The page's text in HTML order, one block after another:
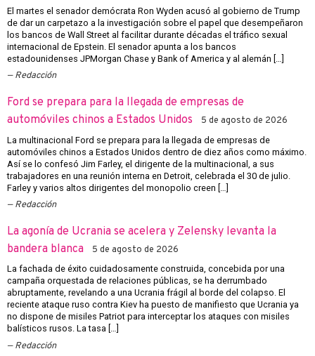
El martes el senador demócrata Ron Wyden acusó al gobierno de Trump
de dar un carpetazo a la investigación sobre el papel que desempeñaron
los bancos de Wall Street al facilitar durante décadas el tráfico sexual
internacional de Epstein. El senador apunta a los bancos
estadounidenses JPMorgan Chase y Bank of America y al alemán […]
Redacción
Ford se prepara para la llegada de empresas de
automóviles chinos a Estados Unidos
5 de agosto de 2026
La multinacional Ford se prepara para la llegada de empresas de
automóviles chinos a Estados Unidos dentro de diez años como máximo.
Así se lo confesó Jim Farley, el dirigente de la multinacional, a sus
trabajadores en una reunión interna en Detroit, celebrada el 30 de julio.
Farley y varios altos dirigentes del monopolio creen […]
Redacción
La agonía de Ucrania se acelera y Zelensky levanta la
bandera blanca
5 de agosto de 2026
La fachada de éxito cuidadosamente construida, concebida por una
campaña orquestada de relaciones públicas, se ha derrumbado
abruptamente, revelando a una Ucrania frágil al borde del colapso. El
reciente ataque ruso contra Kiev ha puesto de manifiesto que Ucrania ya
no dispone de misiles Patriot para interceptar los ataques con misiles
balísticos rusos. La tasa […]
Redacción